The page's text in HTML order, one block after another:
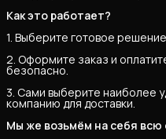
Как это работает?
1. Выберите готовое
2. Оформите заказ и
безопасно.
3. Сами выберите наиболее
компанию для доставки.
Мы же возьмём на себя всю